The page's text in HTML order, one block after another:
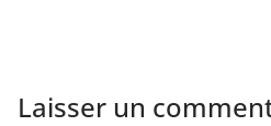
Laisser un